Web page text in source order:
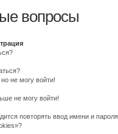
вопросы
не могу войти!
не могу войти!
повторять ввод имени и